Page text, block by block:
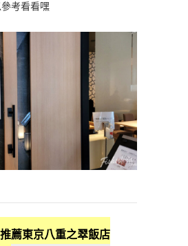
考看看嘿
薦東京八重之翠飯店